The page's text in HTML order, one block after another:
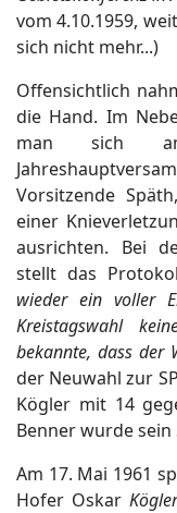
vom 4.10.1959,
sich nicht mehr...)
Offensichtlich
die Hand. Im
man sich
Vorsitzende
einer
ausrichten. Bei
stellt das
wieder ein voller
Kreistagswahl
bekannte, dass der
der Neuwahl zur
Kögler mit 14
Benner wurde sein
Am 17. Mai 1961
Hofer Oskar